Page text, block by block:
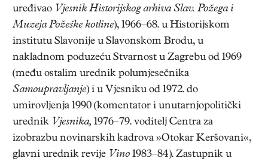
uređivao Vjesnik Historijskog arhiva Slav. Požega i
Muzeja Požeške kotline), 1966–68. u Historijskom
institutu Slavonije u Slavonskom Brodu, u
nakladnom poduzeću Stvarnost u Zagrebu od 1969
(među ostalim urednik polumjesečnika
Samoupravljanje) i u Vjesniku od 1972. do
umirovljenja 1990 (komentator i unutarnjopolitički
urednik Vjesnika, 1976–79. voditelj Centra za
izobrazbu novinarskih kadrova »Otokar Keršovani«,
glavni urednik revije Vino 1983–84). Zastupnik u